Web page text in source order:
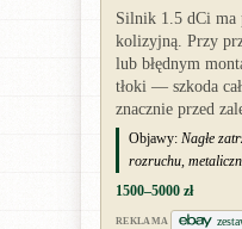
Silnik 1.5 dCi ma
kolizyjną. Przy
lub błędnym
tłoki — szkoda
znacznie przed
Objawy: Nagłe
rozruchu,
1500–5000 zł
REKLAMA